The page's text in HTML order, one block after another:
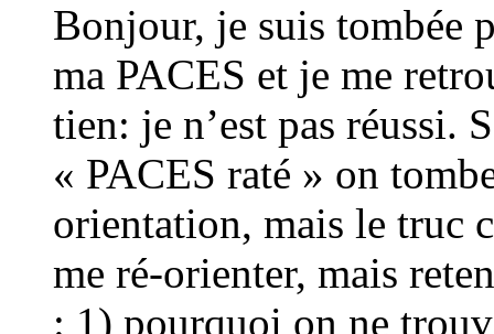
Bonjour, je suis tombée
ma PACES et je me
tien: je n’est pas réussi.
« PACES raté » on
orientation, mais le truc
me ré-orienter, mais
: 1) pourquoi on ne